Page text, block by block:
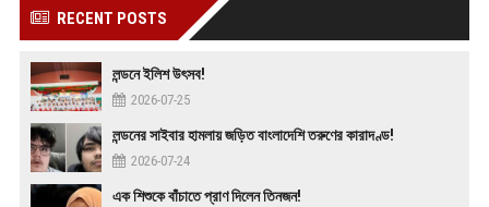
RECENT POSTS
লন্ডনে ইলিশ উৎসব!
2026-07-25
লন্ডনের সাইবার হামলায় জড়িত বাংলাদেশি তরুণের কারাদণ্ড!
2026-07-24
এক শিশুকে বাঁচাতে প্রাণ দিলেন তিনজন!